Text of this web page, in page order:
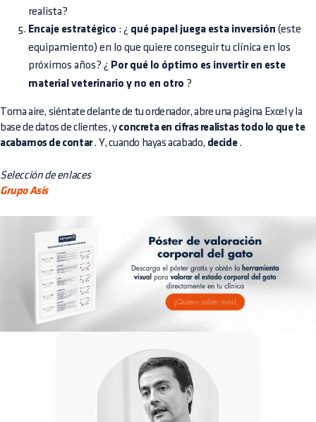
realista?
Encaje estratégico : ¿ qué papel juega esta inversión (este
equipamiento) en lo que quiere conseguir tu clínica en los
próximos años? ¿ Por qué lo óptimo es invertir en este
material veterinario y no en otro ?
Toma aire, siéntate delante de tu ordenador, abre una página Excel y la
base de datos de clientes, y concreta en cifras realistas todo lo que te
acabamos de contar. Y, cuando hayas acabado, decide.
Selección de enlaces
Grupo Asís